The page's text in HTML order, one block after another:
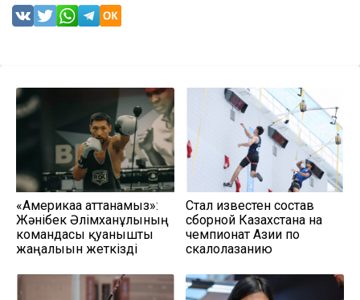
«Америкаға аттанамыз»:
Жәнібек Әлімханұлының
командасы қуанышты
жаңалығын жеткізді
Стал известен состав
сборной Казахстана на
чемпионат Азии по
скалолазанию